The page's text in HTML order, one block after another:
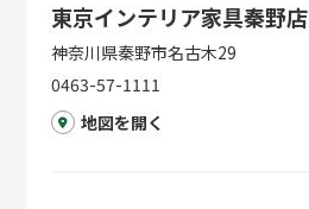
東京インテリア家具秦野店
神奈川県秦野市名古木29
0463-57-1111
地図を開く